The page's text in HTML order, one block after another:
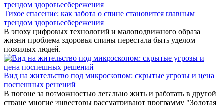
Тихое спасение: как забота о спине становится главным
трендом здоровьесбережения
В эпоху цифровых технологий и малоподвижного образа
жизни проблема здоровья спины перестала быть уделом
пожилых людей.
Вид на жительство под микроскопом: скрытые угрозы и цена
поспешных решений
В погоне за возможностью легально жить и работать в другой
стране многие инвесторы рассматривают программу "Золотая